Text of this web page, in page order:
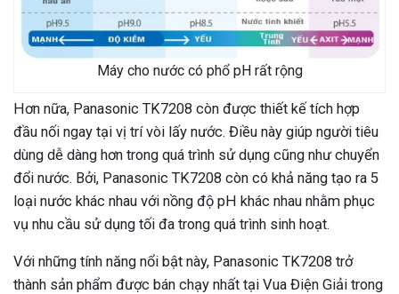
Máy cho nước có phổ pH rất rộng
Hơn nữa, Panasonic TK7208 còn được thiết kế tích hợp
đầu nối ngay tại vị trí vòi lấy nước. Điều này giúp người tiêu
dùng dễ dàng hơn trong quá trình sử dụng cũng như chuyển
đổi nước. Bởi, Panasonic TK7208 còn có khả năng tạo ra 5
loại nước khác nhau với nồng độ pH khác nhau nhằm phục
vụ nhu cầu sử dụng tối đa trong quá trình sinh hoạt.
Với những tính năng nổi bật này, Panasonic TK7208 trở
thành sản phẩm được bán chạy nhất tại Vua Điện Giải trong